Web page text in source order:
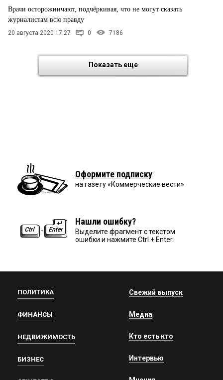
Врачи осторожничают, подчёркивая, что не могут сказать
журналистам всю правду
20 августа 2020 17:27 0 7186
Показать еще
Оформите подписку
на газету «Коммерческие вести»
Нашли ошибку?
Выделите фрагмент с текстом
ошибки и нажмите Ctrl + Enter.
ПОЛИТИКА
ФИНАНСЫ
НЕДВИЖИМОСТЬ
БИЗНЕС
Свежий выпуск
Медиа
Кто есть кто
Интервью